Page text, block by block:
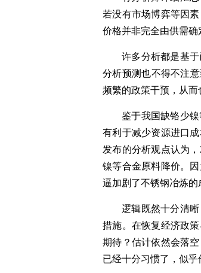
若没有市场博弈等因
价格并非完全由供需确
许多分析都是基
分析预测也不得不注
频繁的政策干预，从而
鉴于我国缺铬少
有利于减少资源进口
发布的分析观点认为
镍等合金原料降价。
逼加剧了不锈钢冶炼的
逻辑既然十分清
措施。在恢复经济政
期待？估计依然会落
已经十分习惯了，似乎